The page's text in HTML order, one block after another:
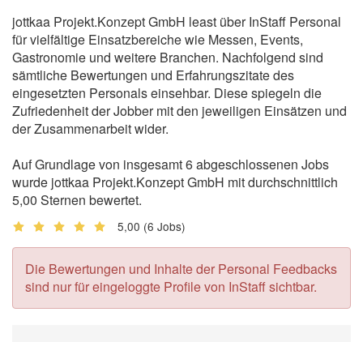
jottkaa Projekt.Konzept GmbH least über InStaff Personal
für vielfältige Einsatzbereiche wie Messen, Events,
Gastronomie und weitere Branchen. Nachfolgend sind
sämtliche Bewertungen und Erfahrungszitate des
eingesetzten Personals einsehbar. Diese spiegeln die
Zufriedenheit der Jobber mit den jeweiligen Einsätzen und
der Zusammenarbeit wider.
Auf Grundlage von insgesamt 6 abgeschlossenen Jobs
wurde jottkaa Projekt.Konzept GmbH mit durchschnittlich
5,00 Sternen bewertet.
5,00 (6 Jobs)
Die Bewertungen und Inhalte der Personal Feedbacks
sind nur für eingeloggte Profile von InStaff sichtbar.